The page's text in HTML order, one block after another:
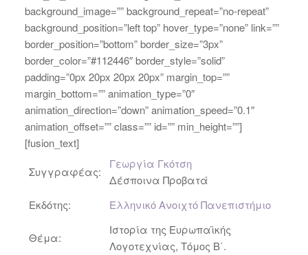
background_image=”” background_repeat=”no-repeat”
background_position=”left top” hover_type=”none” link=””
border_position=”bottom” border_size=”3px”
border_color=”#112446″ border_style=”solid”
padding=”0px 20px 20px 20px” margin_top=””
margin_bottom=”” animation_type=”0″
animation_direction=”down” animation_speed=”0.1″
animation_offset=”” class=”” id=”” min_height=””]
[fusion_text]
Συγγραφέας:
Γεωργία Γκότση
Δέσποινα Προβατά
Εκδότης:
Ελληνικό Ανοιχτό Πανεπιστήμιο
Θέμα:
Ιστορία της Ευρωπαϊκής
Λογοτεχνίας, Τόμος Β΄.